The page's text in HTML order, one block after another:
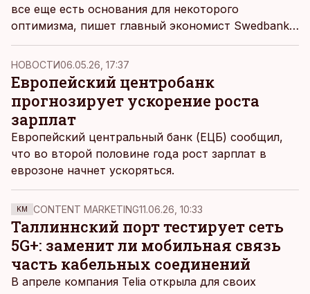
все еще есть основания для некоторого
оптимизма, пишет главный экономист Swedbank
Тыну Мертсина, комментируя экономический
прогноз.
НОВОСТИ06.05.26, 17:37
Европейский центробанк
прогнозирует ускорение роста
зарплат
Европейский центральный банк (ЕЦБ) сообщил,
что во второй половине года рост зарплат в
еврозоне начнет ускоряться.
KM CONTENT MARKETING11.06.26, 10:33
Таллиннский порт тестирует сеть
5G+: заменит ли мобильная связь
часть кабельных соединений
В апреле компания Telia открыла для своих